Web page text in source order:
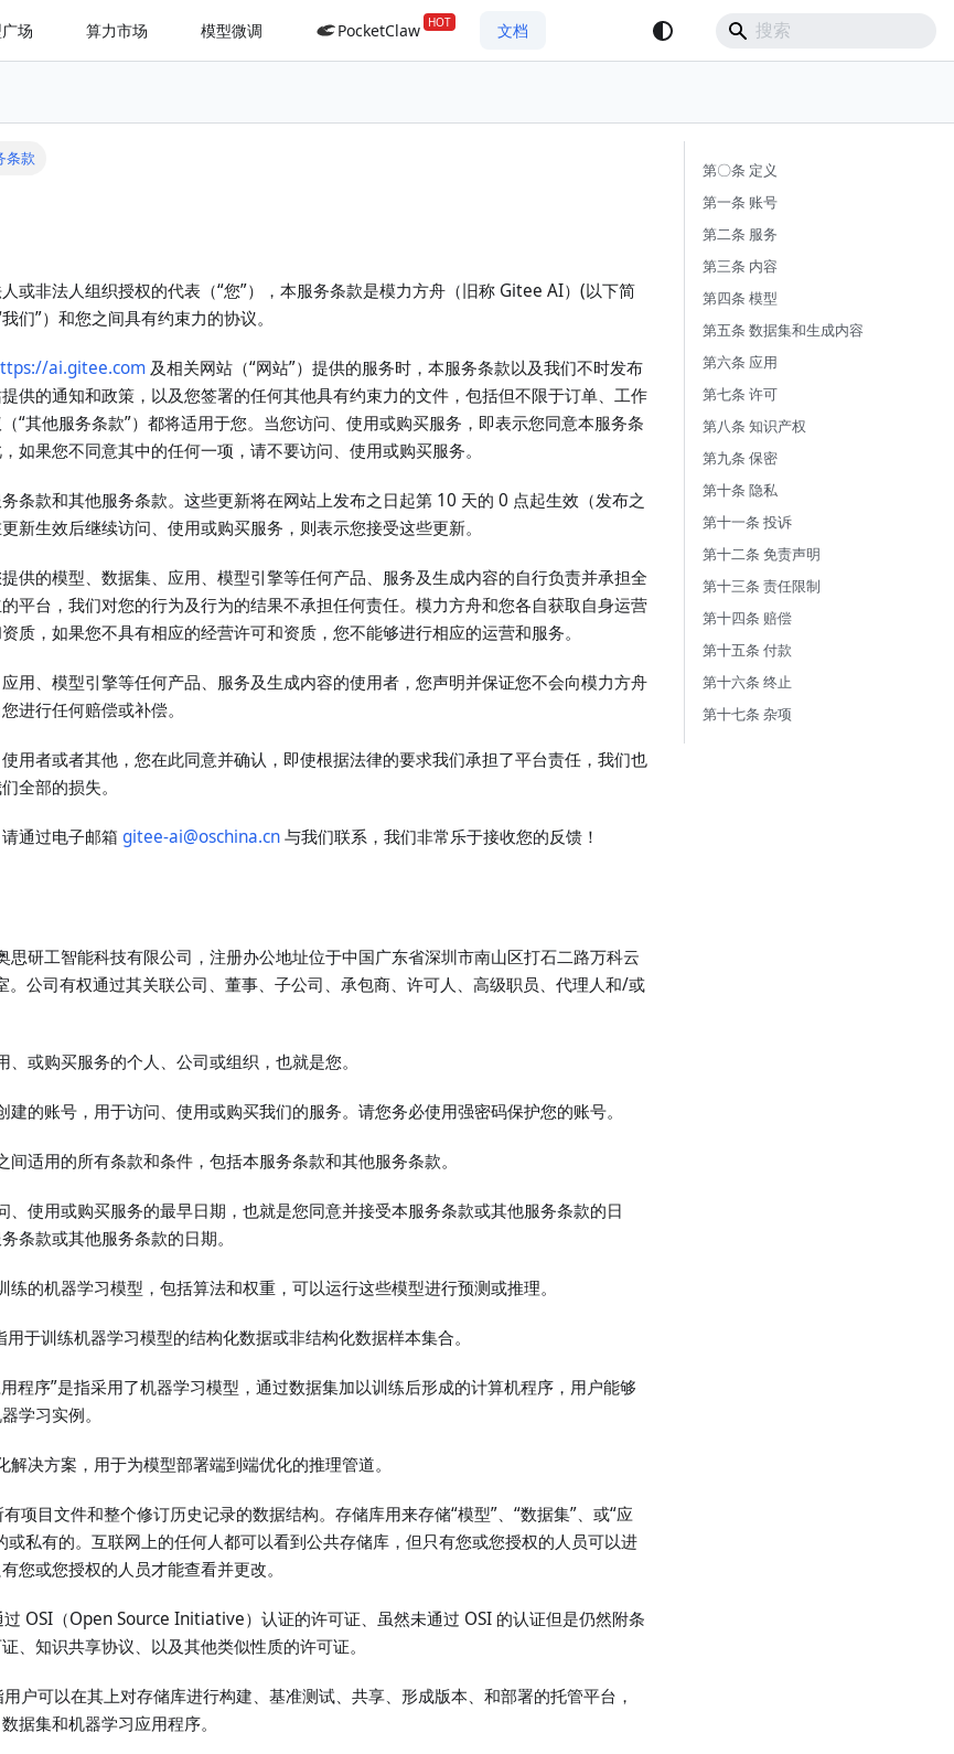
场 算力市场 模型微调 PocketClaw 文档
条款
或非法人组织授权的代表（“您”），本服务条款是模力方舟（旧称 Gitee AI）(以下简
们”）和您之间具有约束力的协议。
ai.gitee.com 及相关网站（“网站”）提供的服务时，本服务条款以及我们不时发布
供的通知和政策，以及您签署的任何其他具有约束力的文件，包括但不限于订单、工作
“其他服务条款”）都将适用于您。当您访问、使用或购买服务，即表示您同意本服务条
如果您不同意其中的任何一项，请不要访问、使用或购买服务。
条款和其他服务条款。这些更新将在网站上发布之日起第 10 天的 0 点起生效（发布之
新生效后继续访问、使用或购买服务，则表示您接受这些更新。
供的模型、数据集、应用、模型引擎等任何产品、服务及生成内容的自行负责并承担全
平台，我们对您的行为及行为的结果不承担任何责任。模力方舟和您各自获取自身运营
质，如果您不具有相应的经营许可和资质，您不能够进行相应的运营和服务。
用、模型引擎等任何产品、服务及生成内容的使用者，您声明并保证您不会向模力方舟
进行任何赔偿或补偿。
用者或者其他，您在此同意并确认，即使根据法律的要求我们承担了平台责任，我们也
全部的损失。
通过电子邮箱 gitee-ai@oschina.cn与我们联系，我们非常乐于接收您的反馈！
思研工智能科技有限公司，注册办公地址位于中国广东省深圳市南山区打石二路万科云
。公司有权通过其关联公司、董事、子公司、承包商、许可人、高级职员、代理人和/或
、或购买服务的个人、公司或组织，也就是您。
建的账号，用于访问、使用或购买我们的服务。请您务必使用强密码保护您的账号。
间适用的所有条款和条件，包括本服务条款和其他服务条款。
、使用或购买服务的最早日期，也就是您同意并接受本服务条款或其他服务条款的日
条款或其他服务条款的日期。
练的机器学习模型，包括算法和权重，可以运行这些模型进行预测或推理。
用于训练机器学习模型的结构化数据或非结构化数据样本集合。
程序”是指采用了机器学习模型，通过数据集加以训练后形成的计算机程序，用户能够
学习实例。
解决方案，用于为模型部署端到端优化的推理管道。
项目文件和整个修订历史记录的数据结构。存储库用来存储“模型”、“数据集”、或“应
或私有的。互联网上的任何人都可以看到公共存储库，但只有您或您授权的人员可以进
您或您授权的人员才能查看并更改。
过 OSI（Open Source Initiative）认证的许可证、虽然未通过 OSI 的认证但是仍然附条
、知识共享协议、以及其他类似性质的许可证。
户可以在其上对存储库进行构建、基准测试、共享、形成版本、和部署的托管平台，
据集和机器学习应用程序。
第〇条 定义
第一条 账号
第二条 服务
第三条 内容
第四条 模型
第五条 数据集和生成内容
第六条 应用
第七条 许可
第八条 知识产权
第九条 保密
第十条 隐私
第十一条 投诉
第十二条 免责声明
第十三条 责任限制
第十四条 赔偿
第十五条 付款
第十六条 终止
第十七条 杂项